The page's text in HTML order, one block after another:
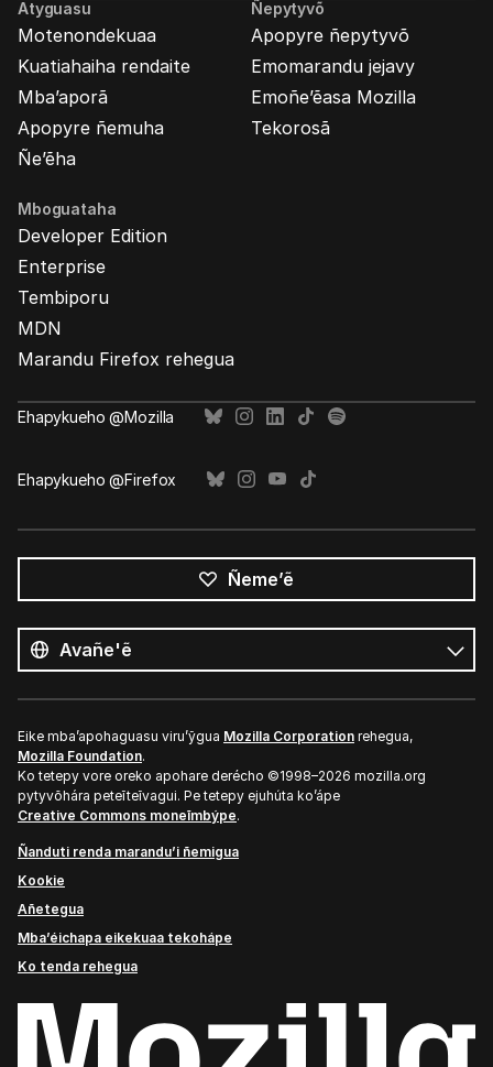
Atyguasu
Motenondekuaa
Kuatiahaiha rendaite
Mba’aporã
Apopyre ñemuha
Ñe’ẽha
Ñepytyvõ
Apopyre ñepytyvõ
Emomarandu jejavy
Emoñe’ẽasa Mozilla
Tekorosã
Mboguataha
Developer Edition
Enterprise
Tembiporu
MDN
Marandu Firefox rehegua
Ehapykueho @Mozilla
Ehapykueho @Firefox
Ñeme’ẽ
ñe’ẽ
Ñe’ẽ
Eike mba’apohaguasu viru’ỹgua Mozilla Corporation rehegua,
Mozilla Foundation.
Ko tetepy vore oreko apohare derécho ©1998–2026 mozilla.org
pytyvõhára peteĩteĩvagui. Pe tetepy ejuhúta ko’ápe
Creative Commons moneĩmbýpe.
Ñanduti renda marandu’i ñemigua
Kookie
Añetegua
Mba’éichapa eikekuaa tekohápe
Ko tenda rehegua